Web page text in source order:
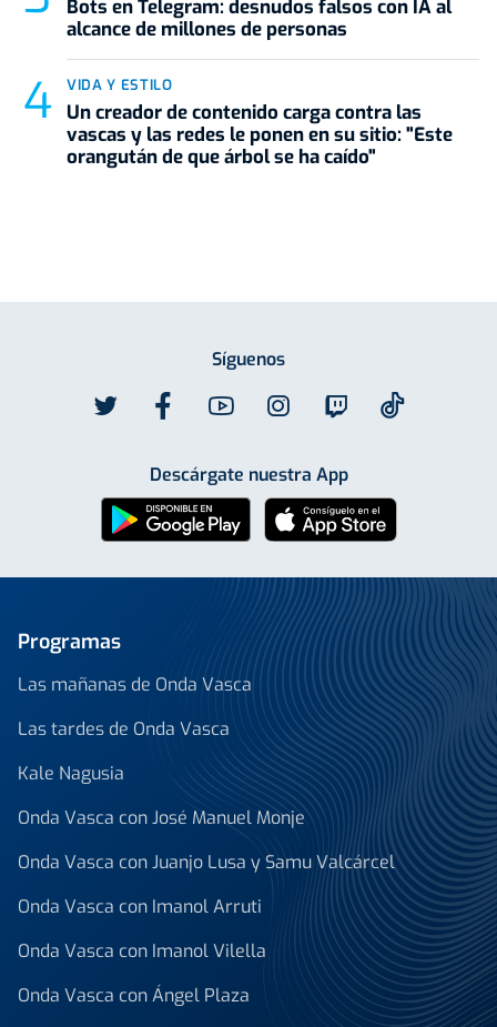
Bots en Telegram: desnudos falsos con IA al
alcance de millones de personas
VIDA Y ESTILO
Un creador de contenido carga contra las
vascas y las redes le ponen en su sitio: "Este
orangután de que árbol se ha caído"
Síguenos
Descárgate nuestra App
Programas
Las mañanas de Onda Vasca
Las tardes de Onda Vasca
Kale Nagusia
Onda Vasca con José Manuel Monje
Onda Vasca con Juanjo Lusa y Samu Valcárcel
Onda Vasca con Imanol Arruti
Onda Vasca con Imanol Vilella
Onda Vasca con Ángel Plaza